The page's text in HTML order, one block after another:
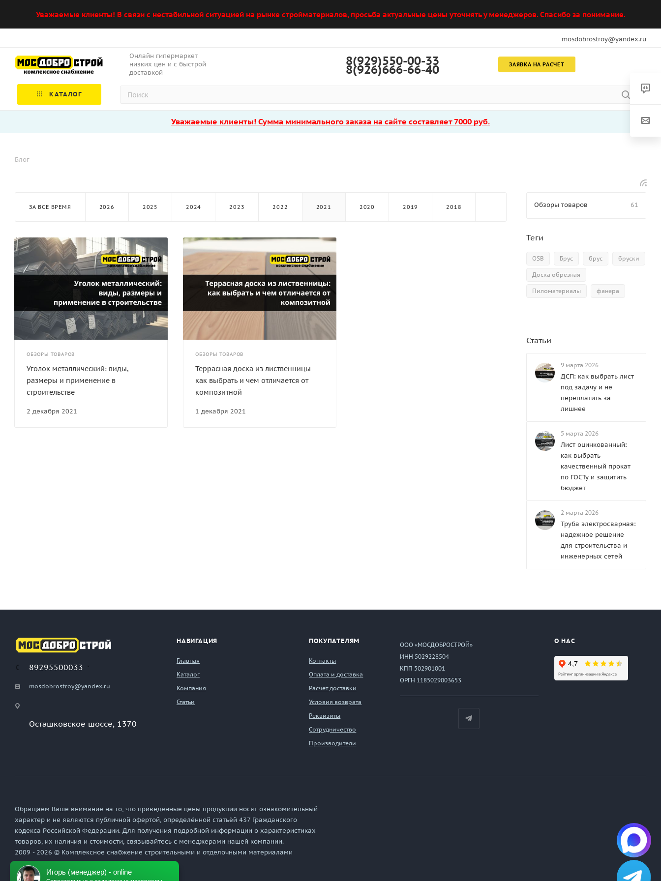
Уважаемые клиенты! В связи с нестабильной ситуацией на рынке стройматериалов, просьба актуальные цены уточнять у менеджеров. Спасибо за понимание.
mosdobrostroy@yandex.ru
Онлайн гипермаркет
низких цен и с быстрой
доставкой
ЗАЯВКА НА РАСЧЕТ
8(929)550-00-33
8(926)666-66-40
КАТАЛОГ
Уважаемые клиенты! Сумма минимального заказа на сайте составляет 7000 руб.
Блог
ЗА ВСЕ ВРЕМЯ 2026 2025 2024 2023 2022 2021 2020 2019 2018
ОБЗОРЫ ТОВАРОВ
2 декабря 2021
Уголок металлический: виды,
размеры и применение в
строительстве
ОБЗОРЫ ТОВАРОВ
1 декабря 2021
Террасная доска из лиственницы
как выбрать и чем отличается от
композитной
Обзоры товаров 61
Теги
OSB Брус брус бруски
Доска обрезная
Пиломатериалы фанера
Статьи
9 марта 2026
ДСП: как выбрать лист
под задачу и не
переплатить за
лишнее
5 марта 2026
Лист оцинкованный:
как выбрать
качественный прокат
по ГОСТу и защитить
бюджет
2 марта 2026
Труба электросварная:
надежное решение
для строительства и
инженерных сетей
89295500033
mosdobrostroy@yandex.ru
Осташковское шоссе, 1370
НАВИГАЦИЯ
Главная
Каталог
Компания
Статьи
ПОКУПАТЕЛЯМ
Контакты
Оплата и доставка
Расчет доставки
Условия возврата
Реквизиты
Сотрудничество
Производители
ООО «МОСДОБРОСТРОЙ»
ИНН 5029228504
КПП 502901001
ОРГН 1185029003653
О НАС
Обращаем Ваше внимание на то, что приведённые цены продукции носят ознакомительный
характер и не являются публичной офертой, определённой статьёй 437 Гражданского
кодекса Российской Федерации. Для получения подробной информации о характеристиках
товаров, их наличия и стоимости, связывайтесь с менеджерами нашей компании.
2009 - 2026 © Комплексное снабжение строительными и отделочными материалами
Политика обработки персональных данных
Игорь (менеджер) - online